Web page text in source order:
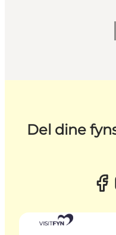
Del dine